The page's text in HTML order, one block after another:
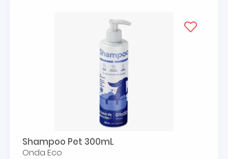
Shampoo Pet 300mL
Onda Eco